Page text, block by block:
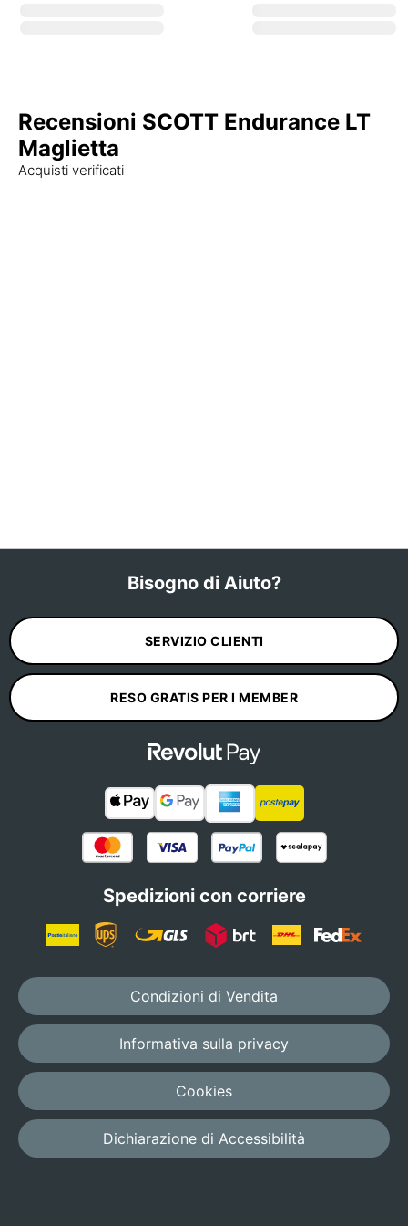
Recensioni SCOTT Endurance LT
Maglietta
Acquisti verificati
Bisogno di Aiuto?
SERVIZIO CLIENTI
RESO GRATIS PER I MEMBER
Spedizioni con corriere
Condizioni di Vendita
Informativa sulla privacy
Cookies
Dichiarazione di Accessibilità